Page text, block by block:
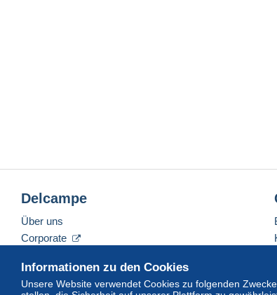
Informationen zu den Cookies
Unsere Website verwendet Cookies zu folgenden
Delcampe
Über uns
Corporate
Nehmen Sie Kontakt mit uns auf